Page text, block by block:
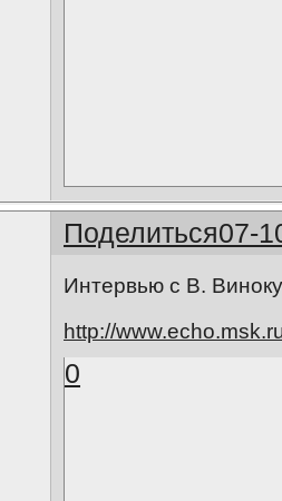
Поделиться07-
Интервью с В.
http://
0